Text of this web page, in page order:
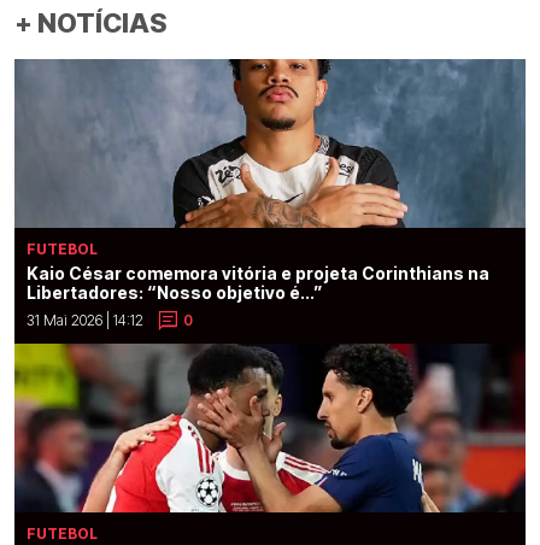
+ NOTÍCIAS
FUTEBOL
Kaio César comemora vitória e projeta Corinthians na
Libertadores: “Nosso objetivo é...”
31 Mai 2026 | 14:12 0
FUTEBOL